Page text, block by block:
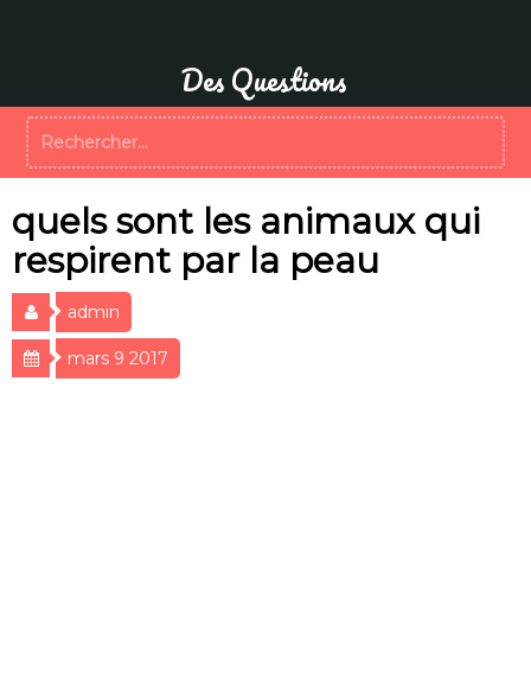
Des Questions
quels sont les animaux qui
respirent par la peau
admin
mars 9 2017
Rechercher :